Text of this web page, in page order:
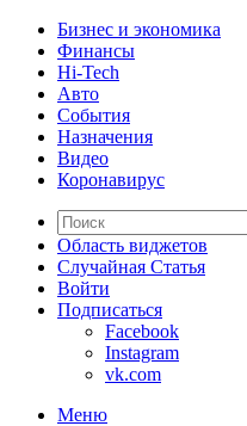
Бизнес и экономика
Финансы
Hi-Tech
Авто
События
Назначения
Видео
Коронавирус
Область виджетов
Случайная Статья
Войти
Подписаться
Facebook
Instagram
vk.com
Меню